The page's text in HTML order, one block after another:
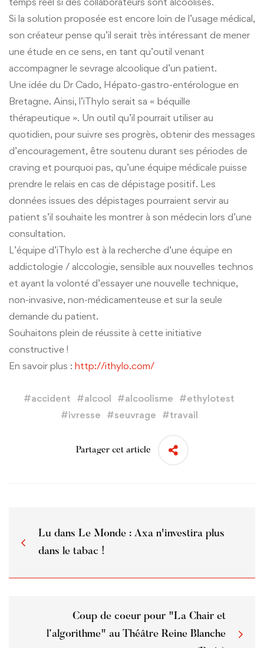
Si la solution proposée est encore loin de l’usage médical,
son créateur pense qu’il serait très intéressant de mener
une étude en ce sens, en tant qu’outil venant
accompagner le sevrage alcoolique d’un patient.
Une idée du Dr Cado, Hépato-gastro-entérologue en
Bretagne. Ainsi, l’iThylo serait sa « béquille
thérapeutique ». Un outil qu’il pourrait utiliser au
quotidien, pour suivre ses progrès, obtenir des messages
d’encouragement, être soutenu durant ses périodes de
craving et pourquoi pas, qu’une équipe médicale puisse
prendre le relais en cas de dépistage positif. Les
données issues des dépistages pourraient servir au
patient s’il souhaite les montrer à son médecin lors d’une
consultation.
L’équipe d’iThylo est à la recherche d’une équipe en
addictologie / alccologie, sensible aux nouvelles technos
et ayant la volonté d’essayer une nouvelle technique,
non-invasive, non-médicamenteuse et sur la seule
demande du patient.
Souhaitons plein de réussite à cette initiative
constructive !
En savoir plus : http://ithylo.com/
#accident #alcool #alcoolisme #ethylotest
#ivresse #seuvrage #travail
Partager cet article
Lu dans Le Monde : Axa n'investira plus
dans le tabac !
Coup de coeur pour "La Chair et
l’algorithme" au Théâtre Reine Blanche